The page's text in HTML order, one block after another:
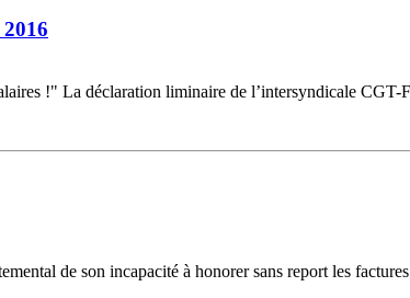
!" La déclaration liminaire de l’intersyndicale
de son incapacité à honorer sans report les